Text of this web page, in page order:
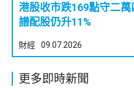
港股收市跌169點守二
譜配股仍升11%
財經 09.07.2026
更多即時新聞